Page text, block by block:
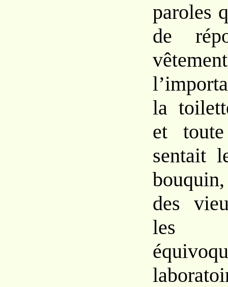
paroles
de
la
et
sentait
des
les